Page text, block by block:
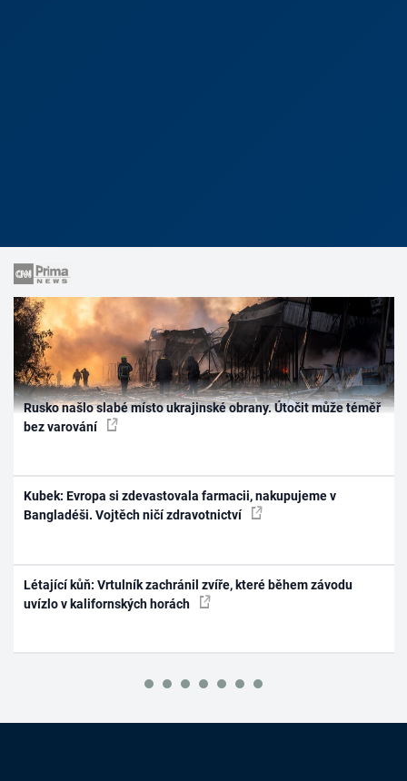
Rusko našlo slabé místo ukrajinské obrany. Útočit může téměř
bez varování
Kubek: Evropa si zdevastovala farmacii, nakupujeme v
Bangladéši. Vojtěch ničí zdravotnictví
Létající kůň: Vrtulník zachránil zvíře, které během závodu
uvízlo v kalifornských horách